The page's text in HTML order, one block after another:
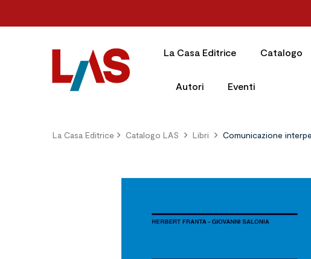
La Casa Editrice Catalogo
Autori Eventi
La Casa Editrice Catalogo LAS Libri Comunicazione